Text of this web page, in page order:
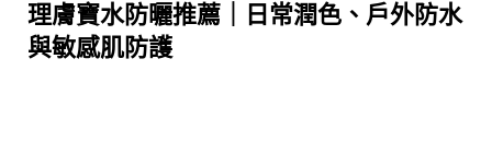
理膚寶水防曬推薦｜日常潤色、戶外防水
與敏感肌防護